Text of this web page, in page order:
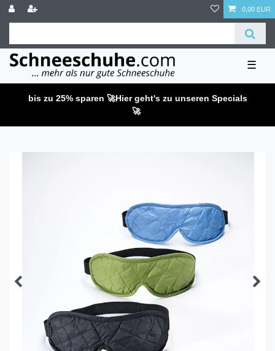
0,00 EUR
☰
bis zu 25% sparen 🚀Hier geht's zu unseren Specials
🚀